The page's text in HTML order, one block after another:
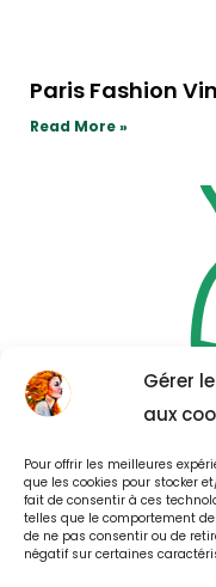
Gérer
aux
Pour offrir les meilleures
que les cookies pour stocker
fait de consentir à ces
telles que le comportement
de ne pas consentir ou de
négatif sur certaines
Paris Fashion
Read More »
Bobby Vintage
Read More »